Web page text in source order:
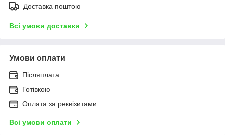
Доставка поштою
Всі умови доставки
Умови оплати
Післяплата
Готівкою
Оплата за реквізитами
Всі умови оплати